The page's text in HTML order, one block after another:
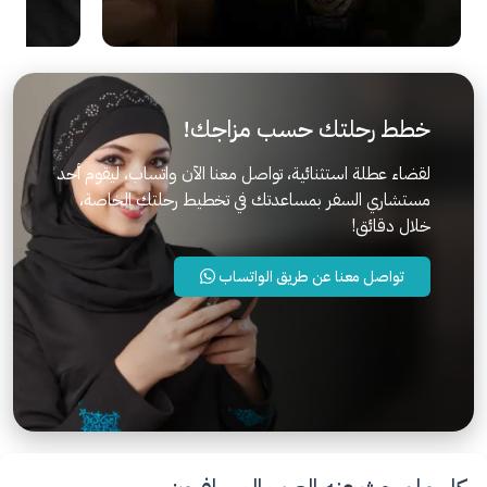
خطط رحلتك حسب مزاجك!
لقضاء عطلة استثنائية، تواصل معنا الآن واتساب، ليقوم أحد
مستشاري السفر بمساعدتك في تخطيط رحلتك الخاصة،
خلال دقائق!
تواصل معنا عن طريق الواتساب